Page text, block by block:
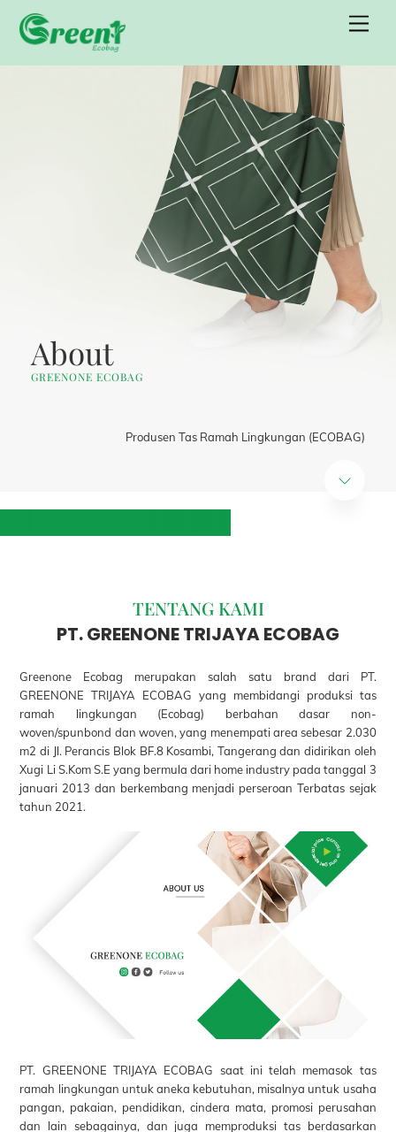
content
About
GREENONE ECOBAG
Produsen Tas Ramah Lingkungan (ECOBAG)
TENTANGKAMI
PT. GREENONE TRIJAYA ECOBAG
Greenone Ecobag merupakan salah satu brand dari PT.
GREENONE TRIJAYA ECOBAG yang membidangi produksi tas
ramah lingkungan (Ecobag) berbahan dasar non-
woven/spunbond dan woven, yang menempati area sebesar 2.030
m2 di Jl. Perancis Blok BF.8 Kosambi, Tangerang dan didirikan oleh
Xugi Li S.Kom S.E yang bermula dari home industry pada tanggal 3
januari 2013 dan berkembang menjadi perseroan Terbatas sejak
tahun 2021.
PT. GREENONE TRIJAYA ECOBAG saat ini telah memasok tas
ramah lingkungan untuk aneka kebutuhan, misalnya untuk usaha
pangan, pakaian, pendidikan, cindera mata, promosi perusahan
dan lain sebagainya, dan juga memproduksi tas berdasarkan